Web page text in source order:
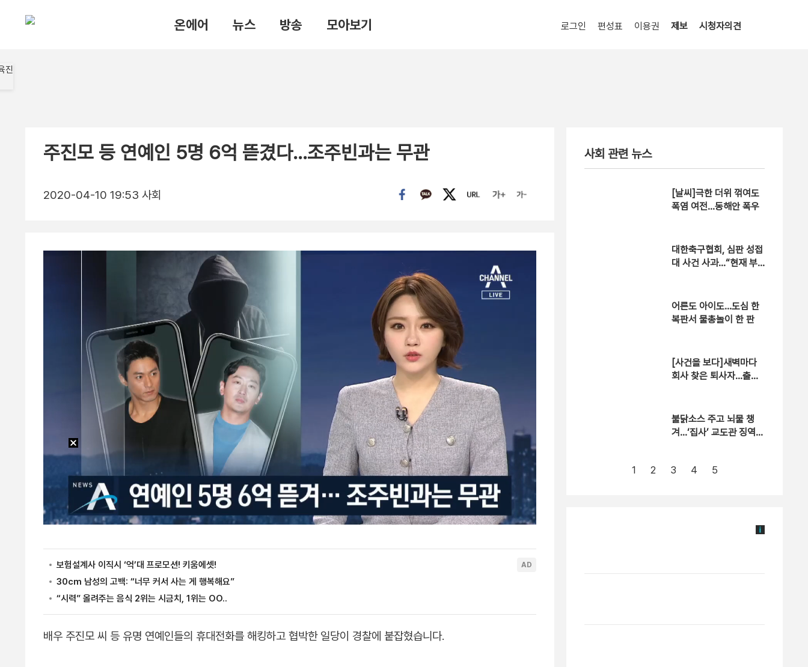
온에어 뉴스 방송 모아보기 로그인 편성표 이용권 제보 시청자의견
주진모 등 연예인 5명 6억 뜯겼다…조주빈과는 무관
2020-04-10 19:53 사회
배우 주진모 씨 등 유명 연예인들의 휴대전화를 해킹하고 협박한 일당이 경찰에 붙잡혔습니다.
사회 관련 뉴스
[날씨]극한 더위 꺾여도
폭염 여전…동해안 폭우
대한축구협회, 심판 성접
대 사건 사과…“현재 부
어른도 아이도…도심 한
복판서 물총놀이 한 판
[사건을 보다]새벽마다
회사 찾은 퇴사자…출근
불닭소스 주고 뇌물 챙
겨…‘집사’ 교도관 징역 7
1 2 3 4 5